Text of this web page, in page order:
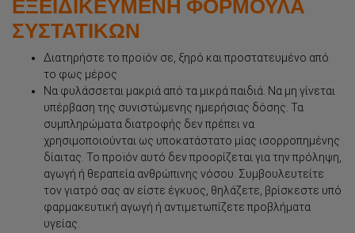
ΕΞΕΙΔΙΚΕΥΜΕΝΗ ΦΟΡΜΟΥΛΑ
ΣΥΣΤΑΤΙΚΩΝ
Διατηρήστε το προϊόν σε, ξηρό και προστατευμένο από
το φως μέρος
Να φυλάσσεται μακριά από τα μικρά παιδιά. Να μη γίνεται
υπέρβαση της συνιστώμενης ημερήσιας δόσης. Τα
συμπληρώματα διατροφής δεν πρέπει να
χρησιμοποιούνται ως υποκατάστατο μίας ισορροπημένης
δίαιτας. Το προϊόν αυτό δεν προορίζεται για την πρόληψη,
αγωγή ή θεραπεία ανθρώπινης νόσου. Συμβουλευτείτε
τον γιατρό σας αν είστε έγκυος, θηλάζετε, βρίσκεστε υπό
φαρμακευτική αγωγή ή αντιμετωπίζετε προβλήματα
υγείας.
ΒΡΕΙΤΕ ΤΟ ΚΑΤΑΛΛΗΛΟ ΠΡΟΪΟΝ ΓΙΑ ΕΣΑΣ